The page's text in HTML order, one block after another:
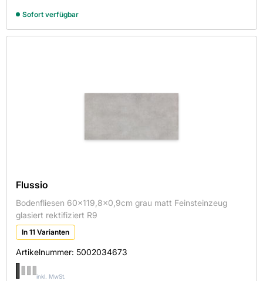
Sofort verfügbar
Flussio
Bodenfliesen 60x119,8x0,9cm grau matt Feinsteinzeug
glasiert rektifiziert R9
In 11 Varianten
Artikelnummer: 5002034673
inkl. MwSt.